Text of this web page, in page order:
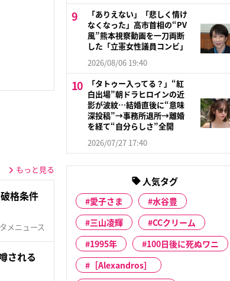
もっと見る
格条件
メニュース
される
「ありえない」「悲しく情け
なくなった」高市首相の“PV
風”熊本視察動画を一刀両断
した「立憲女性議員コンビ」
2026/08/06 19:40
「タトゥー入ってる？」“紅
白出場”朝ドラヒロインの近
影が波紋…結婚直後に“意味
深投稿”→事務所退所→離婚
を経て“自分らしさ”全開
2026/07/27 17:40
人気タグ
愛子さま
水谷豊
三山凌輝
CCクリーム
1995年
100日後に死ぬワニ
［Alexandros］